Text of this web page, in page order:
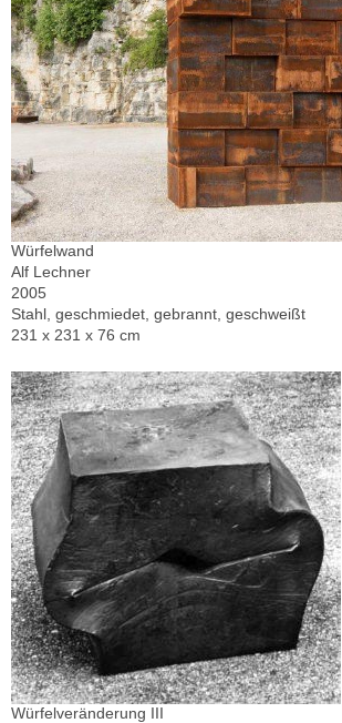
Würfelwand
Alf Lechner
2005
Stahl, geschmiedet, gebrannt, geschweißt
231 x 231 x 76 cm
Würfelveränderung III